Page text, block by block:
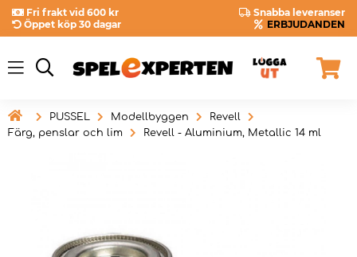
Fri frakt vid 600 kr
Snabba leveranser
Öppet köp 30 dagar
ERBJUDANDEN
 PUSSEL Modellbyggen
Revell
Färg, penslar och lim
Revell - Aluminium, Metallic 14 ml